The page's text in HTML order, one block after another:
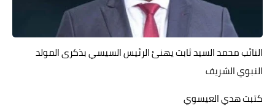
معلومه قانونيه
تكنولوجيا المعلومات
النائب محمد السيد ثابت يهنئ الرئيس السيسي بذكرى المولد
النبوي الشريف
كتبت هدي العيسوي